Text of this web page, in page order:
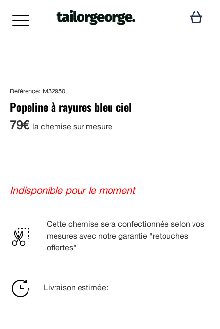
Référence: M32950
Popeline à rayures bleu ciel
79€ la chemise sur mesure
Indisponible pour le moment
Cette chemise sera confectionnée selon vos
mesures avec notre garantie " retouches
offertes"
Livraison estimée: